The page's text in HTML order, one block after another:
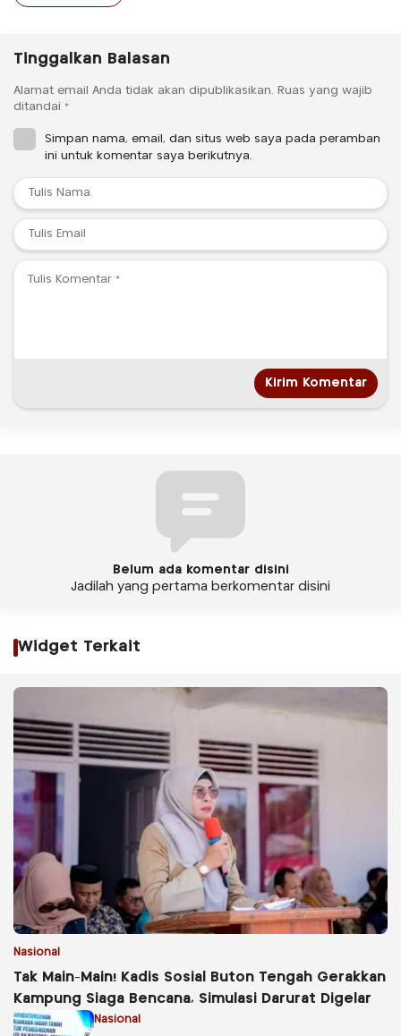
Tinggalkan Balasan
Alamat email Anda tidak akan dipublikasikan. Ruas yang wajib
ditandai *
Simpan nama, email, dan situs web saya pada peramban
ini untuk komentar saya berikutnya.
Belum ada komentar disini
Jadilah yang pertama berkomentar disini
Widget Terkait
Nasional
Tak Main-Main! Kadis Sosial Buton Tengah Gerakkan
Kampung Siaga Bencana, Simulasi Darurat Digelar
Nasional